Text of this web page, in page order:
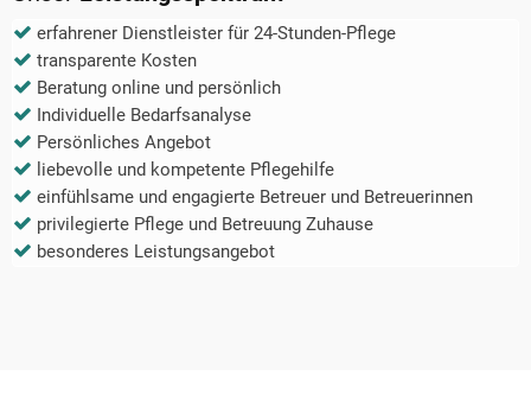
erfahrener Dienstleister für 24-Stunden-Pflege
transparente Kosten
Beratung online und persönlich
Individuelle Bedarfsanalyse
Persönliches Angebot
liebevolle und kompetente Pflegehilfe
einfühlsame und engagierte Betreuer und Betreuerinnen
privilegierte Pflege und Betreuung Zuhause
besonderes Leistungsangebot